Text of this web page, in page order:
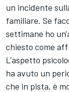
un incidente
familiare. Se
settimane ho
chiesto come
L'aspetto
ha avuto un
che in pista, è